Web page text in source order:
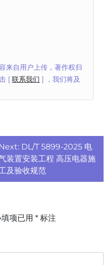
来自用户上传，著作权归
[ 联系我们 ] ，我们将及
DL/T 5899-2025 电
装置安装工程 高压电器施
及验收规范
填项已用 * 标注